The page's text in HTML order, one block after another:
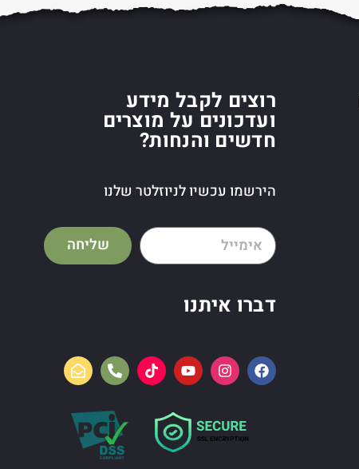
רוצים לקבל מידע
ועדכונים על מוצרים
חדשים והנחות?
הירשמו עכשיו לניוזלטר שלנו
שליחה
דברו איתנו